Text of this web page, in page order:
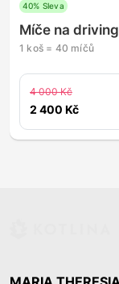
40% Sleva
Míče na
1 koš = 40 míčů
4 000 Kč
2 400 Kč